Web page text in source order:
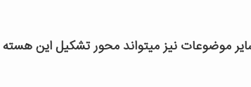
موضوعات نیز میتواند محور تشکیل این هسته